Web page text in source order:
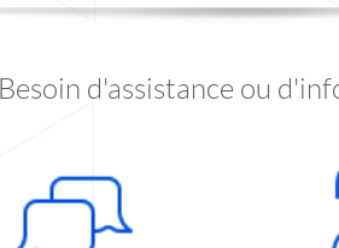
Besoin d'assistance ou